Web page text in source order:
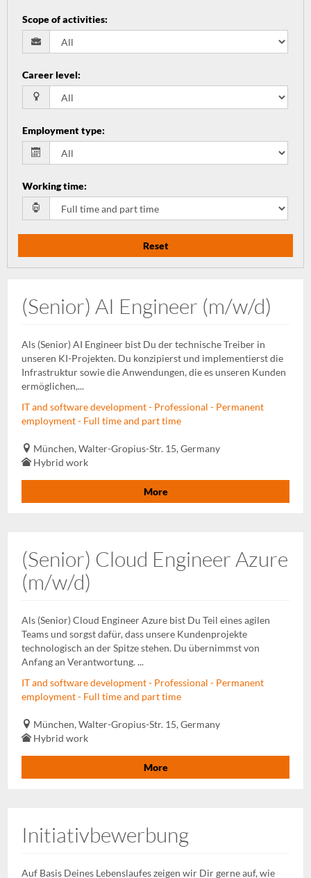
Scope of activities:
Career level:
Employment type:
Working time:
Reset
(Senior) AI Engineer (m/w/d)
Als (Senior) AI Engineer bist Du der technische Treiber in
unseren KI-Projekten. Du konzipierst und implementierst die
Infrastruktur sowie die Anwendungen, die es unseren Kunden
ermöglichen,...
IT and software development - Professional - Permanent
employment - Full time and part time
München, Walter-Gropius-Str. 15, Germany
Hybrid work
More
(Senior) Cloud Engineer Azure
(m/w/d)
Als (Senior) Cloud Engineer Azure bist Du Teil eines agilen
Teams und sorgst dafür, dass unsere Kundenprojekte
technologisch an der Spitze stehen. Du übernimmst von
Anfang an Verantwortung. ...
IT and software development - Professional - Permanent
employment - Full time and part time
München, Walter-Gropius-Str. 15, Germany
Hybrid work
More
Initiativbewerbung
Auf Basis Deines Lebenslaufes zeigen wir Dir gerne auf, wie